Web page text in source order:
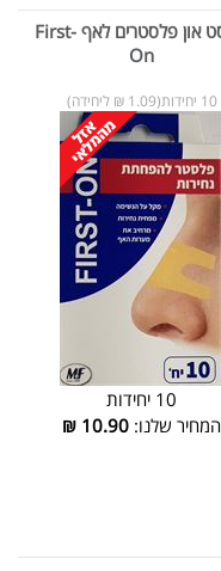
פירסט און פלסטרים לאף First-
On
10 יחידות(1.09 ₪ ליחידה)
10 יחידות
המחיר שלנו: 10.90
₪